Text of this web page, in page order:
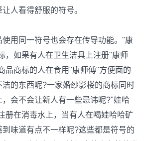
人看得舒服的符号。
同一符号也会存在传导功能。"康
，如果有人在卫生洁具上注册"康师
品商标的人在食用"康师傅"方便面的
洁的东西呢?一家婚纱影楼的商标同时
会不会让新人有一些忌讳呢?"娃哈
册在消毒水上，当有人在喝娃哈哈矿
味道有点不一样呢?这些都是符号的